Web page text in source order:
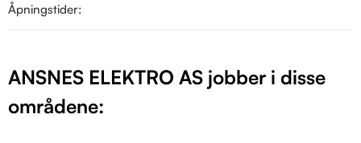
Åpningstider:
ANSNES ELEKTRO AS jobber i disse
områdene: